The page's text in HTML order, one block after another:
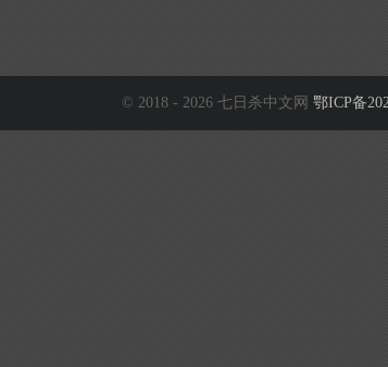
© 2018 - 2026 七日杀中文网 鄂ICP备